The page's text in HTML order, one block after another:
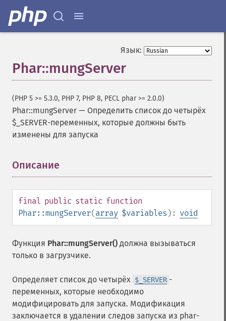
Язык:
Phar::mungServer
(PHP 5 >= 5.3.0, PHP 7, PHP 8, PECL phar >= 2.0.0)
Phar::mungServer — Определить список до четырёх
$_SERVER-переменных, которые должны быть
изменены для запуска
Описание
final public static function
Phar::mungServer(array $variables ): void
Функция Phar::mungServer() должна вызываться
только в загрузчике.
Определяет список до четырёх $_SERVER -
переменных, которые необходимо
модифицировать для запуска. Модификация
заключается в удалении следов запуска из phar-